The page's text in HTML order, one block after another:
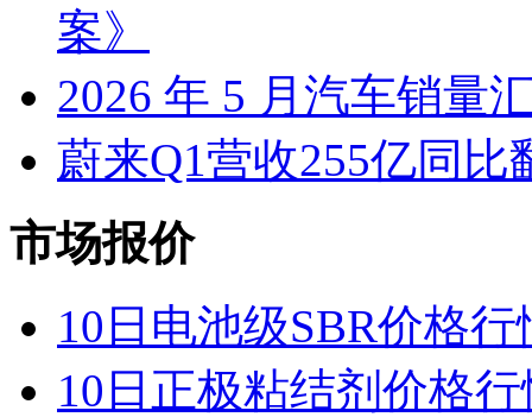
案》
2026 年 5 月汽车销量
蔚来Q1营收255亿同
市场报价
10日电池级SBR价格行
10日正极粘结剂价格